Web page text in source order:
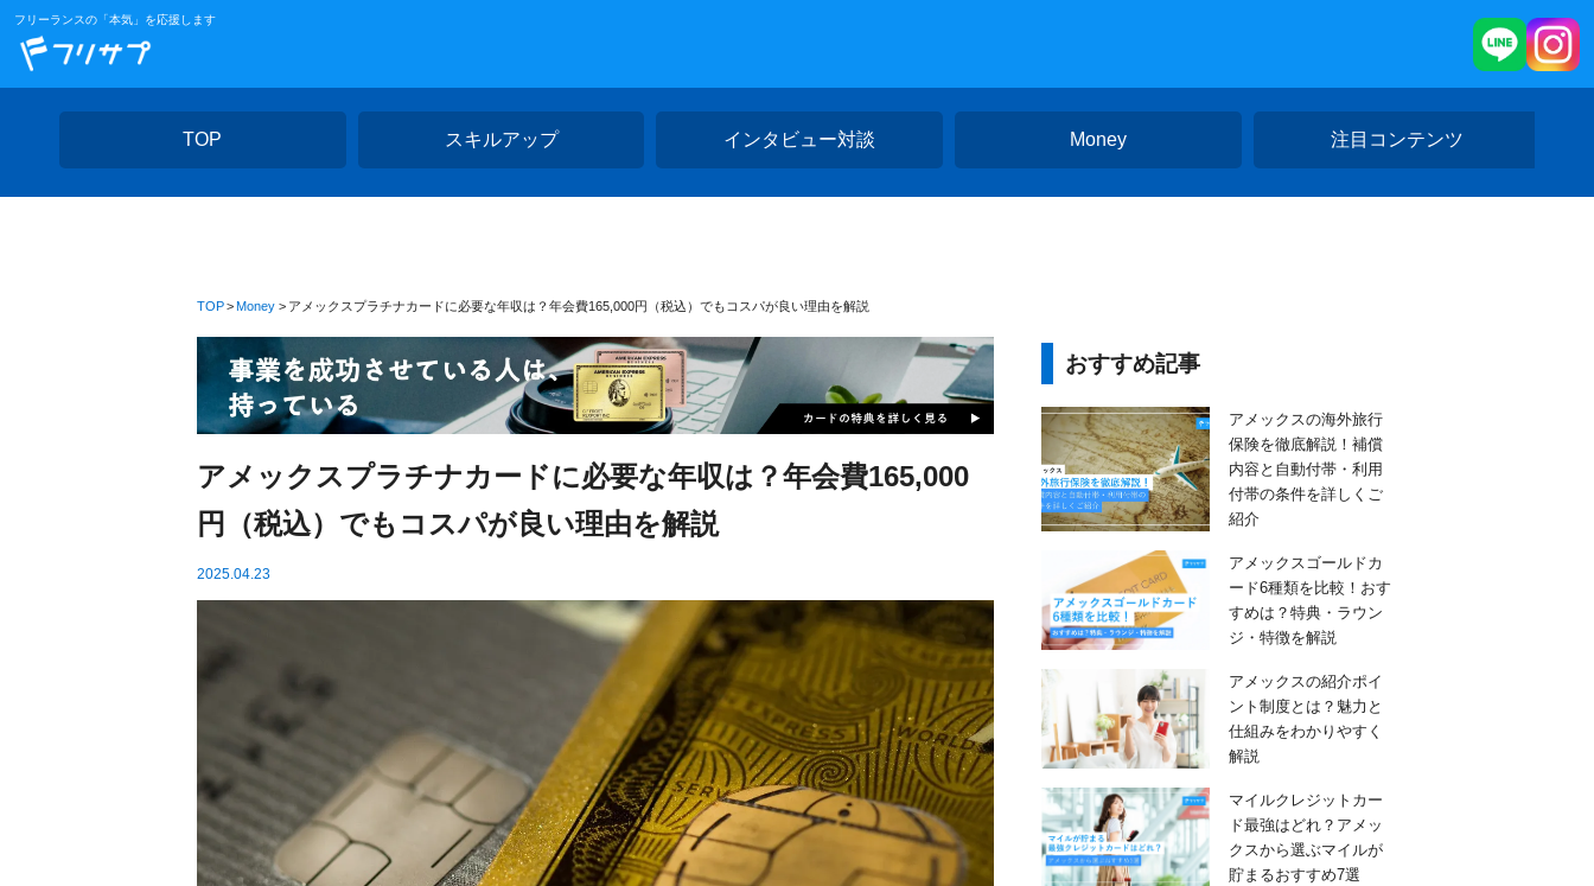
フリーランスの「本気」を応援します
TOP スキルアップ インタビュー対談 Money 注目コンテンツ
TOP Money アメックスプラチナカードに必要な年収は？年会費165,000円（税込）でもコスパが良い理由を解説
アメックスプラチナカードに必要な年収は？年会費165,000
円（税込）でもコスパが良い理由を解説
2025.04.23
おすすめ記事
アメックスの海外旅行
保険を徹底解説！補償
内容と自動付帯・利用
付帯の条件を詳しくご
紹介
アメックスゴールドカ
ード6種類を比較！おす
すめは？特典・ラウン
ジ・特徴を解説
アメックスの紹介ポイ
ント制度とは？魅力と
仕組みをわかりやすく
解説
マイルクレジットカー
ド最強はどれ？アメッ
クスから選ぶマイルが
貯まるおすすめ7選